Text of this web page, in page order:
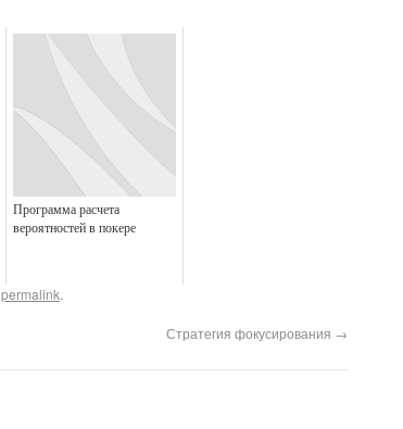
Программа расчета
вероятностей в покере
permalink.
Стратегия фокусирования →